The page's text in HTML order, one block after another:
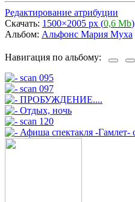
Редактирование атрибуции
Скачать: 1500×2005 px (0,6 Mb)
Альбом: Альфонс Мария Муха
Навигация по альбому: